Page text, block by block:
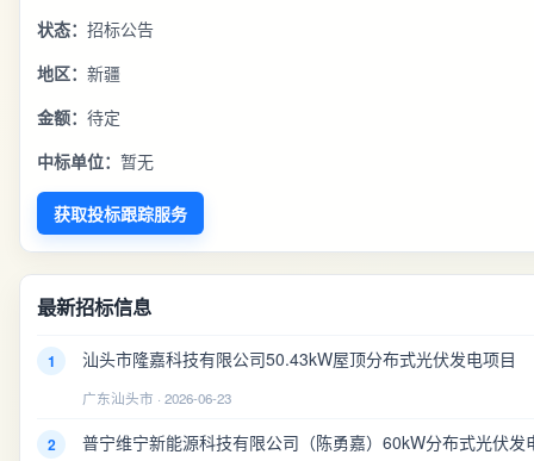
状态： 招标公告
地区： 新疆
金额： 待定
中标单位： 暂无
获取投标跟踪服务
最新招标信息
1 汕头市隆嘉科技有限公司50.43kW屋顶分布式光伏发电项目
广东汕头市 · 2026-06-23
2 普宁维宁新能源科技有限公司（陈勇嘉）60kW分布式光伏发